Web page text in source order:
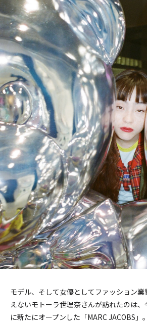
モデル、そして女優としてファッション
えないモトーラ世理奈さんが訪れたのは、
に新たにオープンした「MARC JACOBS」